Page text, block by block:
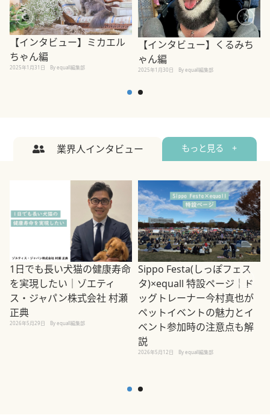
【インタビュー】ミカエル
ちゃん編
2025年1月31日 By equall編集部
【インタビュー】くるみち
ゃん編
2025年1月30日 By equall編集部
業界人インタビュー もっと見る +
1日でも長い犬猫の健康寿命
を実現したい｜ゾエティ
ス・ジャパン株式会社 村瀬
正典
2026年5月29日 By equall編集部
Sippo Festa(しっぽフェス
タ)×equall 特設ページ｜ド
ッグトレーナー今村真也が
ペットイベントの魅力とイ
ベント参加時の注意点も解
説
2026年5月12日 By equall編集部